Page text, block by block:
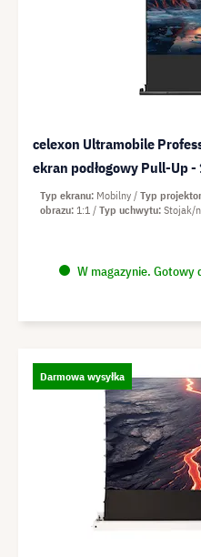
celexon Ultramobile
ekran podłogowy Pull-Up
W magazynie. Gotowy
Typ ekranu Mobilny Typ
obrazu 1:1 Typ uchwytu Stojak/
Darmowa wysyłka